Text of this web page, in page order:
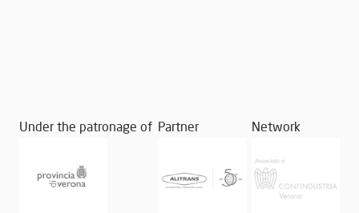
Under the patronage of Partner Network